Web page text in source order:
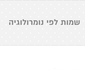
שמות לפי נומרולוגיה